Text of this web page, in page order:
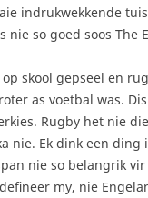
indrukwekkende
nie so goed soos The
skool gepseel en
as voetbal was.
Rugby het nie
nie. Ek dink een ding
nie so belangrik
my, nie